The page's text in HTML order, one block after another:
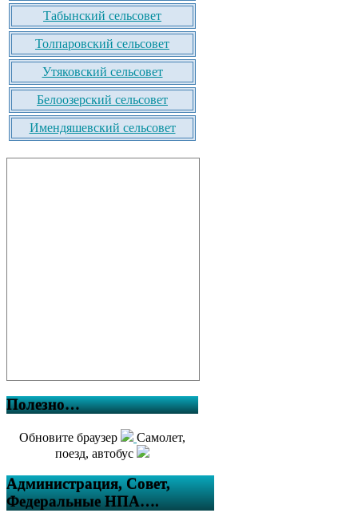
Табынский сельсовет
Толпаровский сельсовет
Утяковский сельсовет
Белоозерский сельсовет
Имендяшевский сельсовет
Полезно…
Обновите браузер
Самолет,
поезд, автобус
Администрация, Совет,
Федеральные НПА….